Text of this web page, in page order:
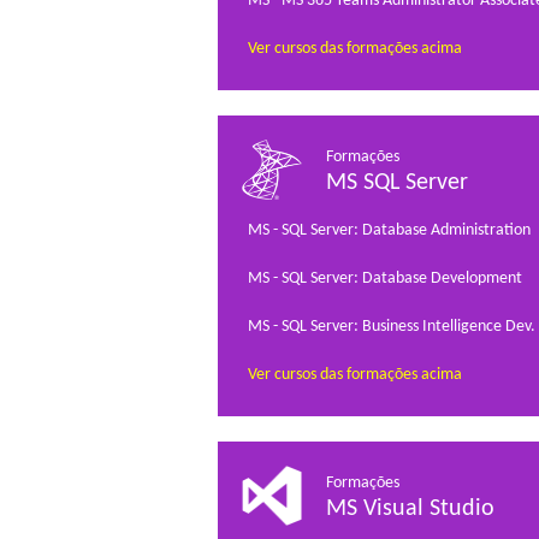
Ver cursos das formações acima
Formações
MS SQL Server
MS - SQL Server: Database Administration
MS - SQL Server: Database Development
MS - SQL Server: Business Intelligence Dev.
Ver cursos das formações acima
Formações
MS Visual Studio